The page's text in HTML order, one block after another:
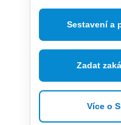
Sestavení a
Zadat
Více o